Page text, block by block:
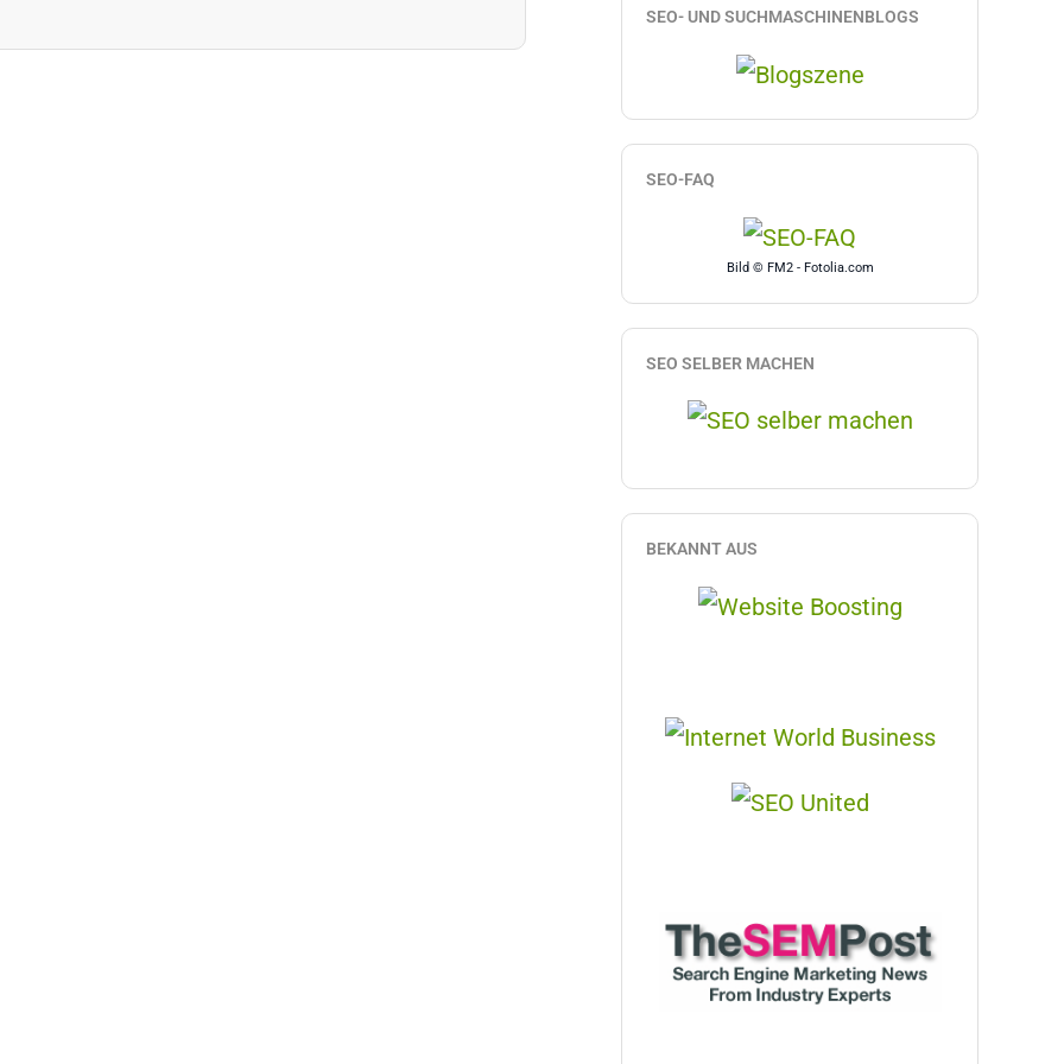
SEO- UND SUCHMASCHINENBLOGS
SEO-FAQ
Bild © FM2 - Fotolia.com
SEO SELBER MACHEN
BEKANNT AUS